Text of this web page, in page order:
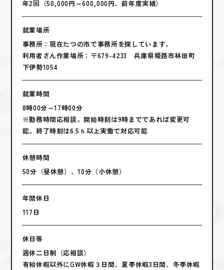
年2回（50,000円～600,000円、前年度実績）
就業場所
事務所：現在たつの市で事務所を探しています。
利用者さん作業場所：〒679-4233 兵庫県姫路市林田町
下伊勢1054
就業時間
8時00分～17時00分
※勤務時間応相談。開始時刻は9時までであれば変更可
能。終了時刻は6.5ｈ以上実働で対応可能
休憩時間
50分（昼休憩）、10分（小休憩）
年間休日
117日
休日等
週休二日制（応相談）
有給休暇以外にGW休暇３日間、夏季休暇3日間、冬季休暇